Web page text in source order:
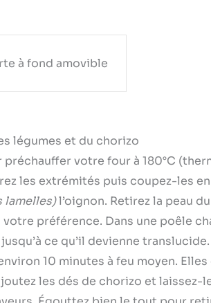
à fond amovible
légumes et du chorizo
préchauffer votre four à 180°C
les extrémités puis coupez-les
lamelles)l’oignon. Retirez la peau
préférence. Dans une poêle
ce qu’il devienne
10 minutes à feu moyen.
les dés de chorizo et laissez-